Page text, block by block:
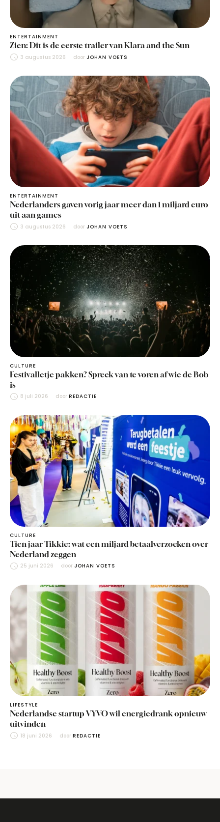
ENTERTAINMENT
Zien: Dit is de eerste trailer van Klara and the Sun
3 augustus 2026 door JOHAN VOETS
ENTERTAINMENT
Nederlanders gaven vorig jaar meer dan 1 miljard euro
uit aan games
3 augustus 2026 door JOHAN VOETS
CULTURE
Festivalletje pakken? Spreek van te voren af wie de Bob
is
8 juli 2026 door REDACTIE
CULTURE
Tien jaar Tikkie: wat een miljard betaalverzoeken over
Nederland zeggen
25 juni 2026 door JOHAN VOETS
LIFESTYLE
Nederlandse startup VYVO wil energiedrank opnieuw
uitvinden
18 juni 2026 door REDACTIE